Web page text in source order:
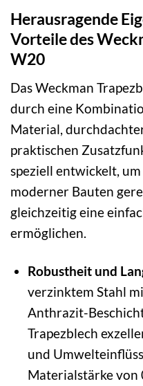
Herausragende
Vorteile des
W20
Das Weckman
durch eine
Material,
praktischen
speziell entwickelt,
moderner Bauten
gleichzeitig eine
ermöglichen.
Robustheit und
verzinktem Stahl
Anthrazit-
Trapezblech
und
Materialstärke von